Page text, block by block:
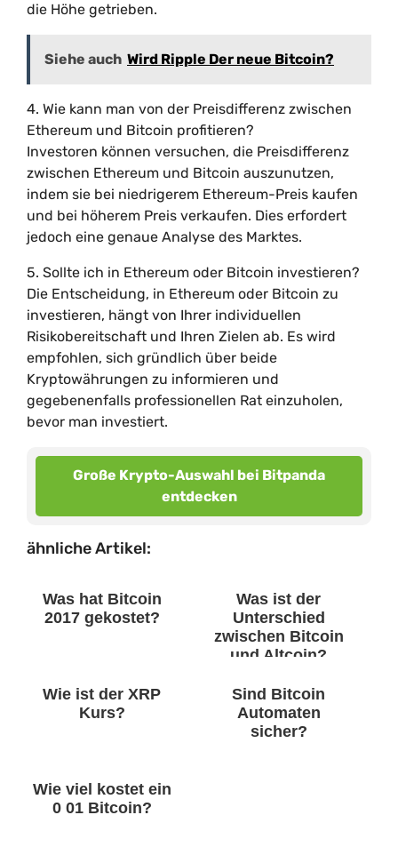
die Höhe getrieben.
Siehe auch Wird Ripple Der neue Bitcoin?
4. Wie kann man von der Preisdifferenz zwischen
Ethereum und Bitcoin profitieren?
Investoren können versuchen, die Preisdifferenz
zwischen Ethereum und Bitcoin auszunutzen,
indem sie bei niedrigerem Ethereum-Preis kaufen
und bei höherem Preis verkaufen. Dies erfordert
jedoch eine genaue Analyse des Marktes.
5. Sollte ich in Ethereum oder Bitcoin investieren?
Die Entscheidung, in Ethereum oder Bitcoin zu
investieren, hängt von Ihrer individuellen
Risikobereitschaft und Ihren Zielen ab. Es wird
empfohlen, sich gründlich über beide
Kryptowährungen zu informieren und
gegebenenfalls professionellen Rat einzuholen,
bevor man investiert.
Große Krypto-Auswahl bei Bitpanda
entdecken
ähnliche Artikel:
Was hat Bitcoin
2017 gekostet?
Was ist der
Unterschied
zwischen Bitcoin
und Altcoin?
Wie ist der XRP
Kurs?
Sind Bitcoin
Automaten
sicher?
Wie viel kostet ein
0 01 Bitcoin?